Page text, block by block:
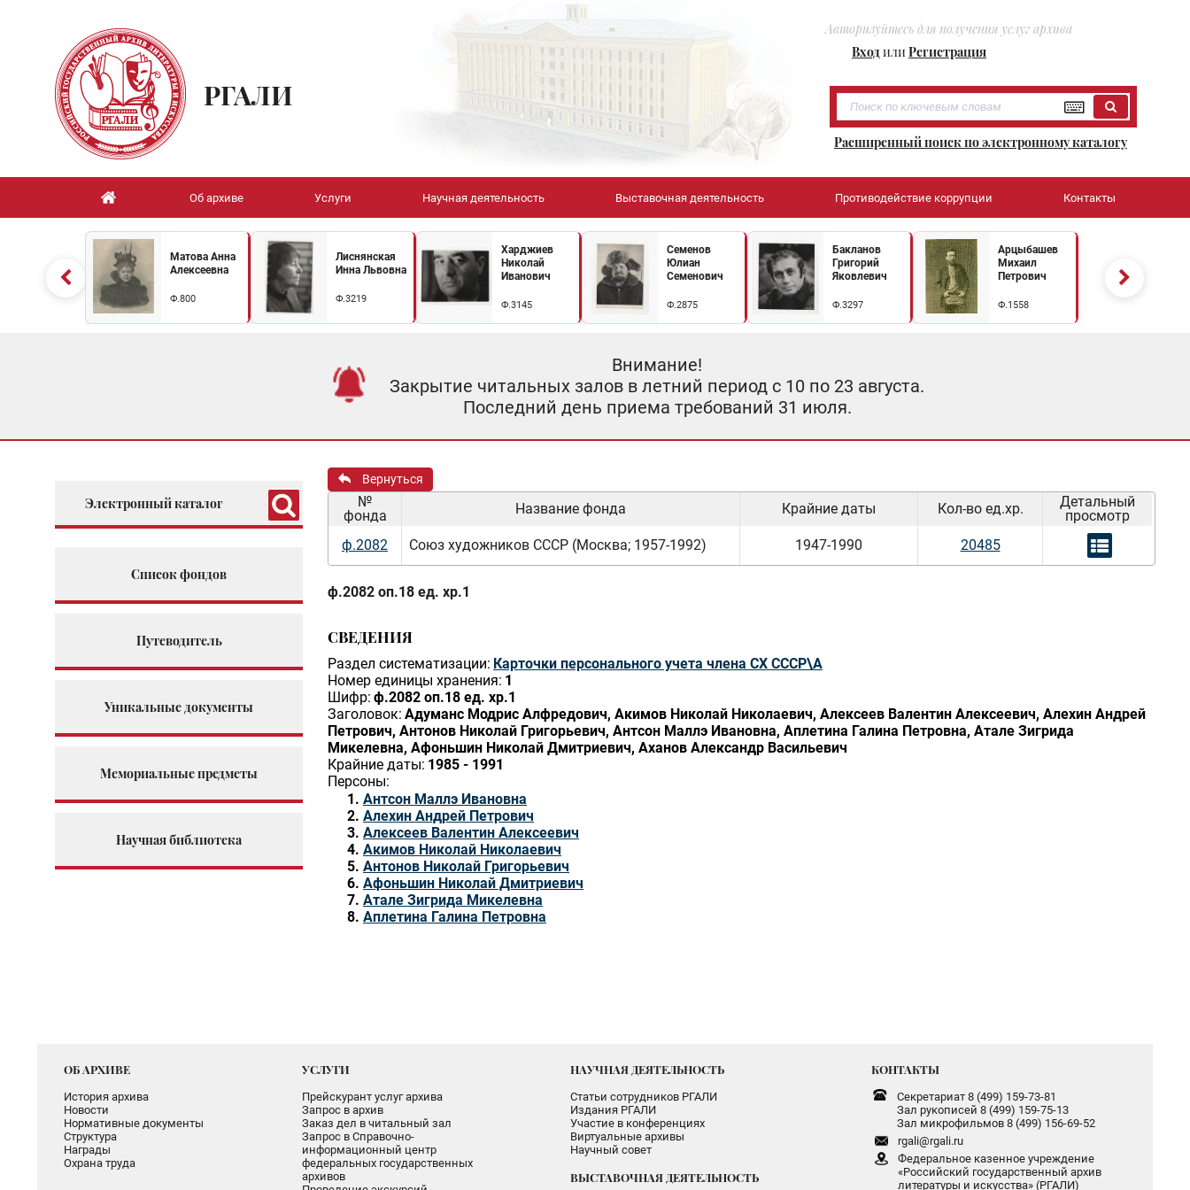
Авторизуйтесь для получения услуг архива
ВходилиРегистрация
РГАЛИ
Расширенный поиск по электронному каталогу
Об архиве Услуги Научная деятельность Выставочная деятельность Противодействие коррупции Контакты
Матова Анна
Алексеевна
Ф.800
Лиснянская
Инна Львовна
Ф.3219
Харджиев
Николай
Иванович
Ф.3145
Семенов
Юлиан
Семенович
Ф.2875
Бакланов
Григорий
Яковлевич
Ф.3297
Арцыбашев
Михаил
Петрович
Ф.1558
Внимание!
Закрытие читальных залов в летний период с 10 по 23 августа.
Последний день приема требований 31 июля.
Электронный каталог
Список фондов
Путеводитель
Уникальные документы
Мемориальные предметы
Научная библиотека
Вернуться
№
фонда
Название фонда Крайние даты Кол-во ед.хр.
Детальный
просмотр
ф.2082
Союз художников СССР (Москва; 1957-1992) 1947-1990 20485
ф.2082 оп.18 ед. хр.1
СВЕДЕНИЯ
Раздел систематизации: Карточки персонального учета члена СХ СССР\А
Номер единицы хранения: 1
Шифр: ф.2082 оп.18 ед. хр.1
Заголовок: Адуманс Модрис Алфредович, Акимов Николай Николаевич, Алексеев Валентин Алексеевич, Алехин Андрей
Петрович, Антонов Николай Григорьевич, Антсон Маллэ Ивановна, Аплетина Галина Петровна, Атале Зигрида
Микелевна, Афоньшин Николай Дмитриевич, Аханов Александр Васильевич
Крайние даты: 1985 - 1991
Персоны:
Антсон Маллэ Ивановна
Алехин Андрей Петрович
Алексеев Валентин Алексеевич
Акимов Николай Николаевич
Антонов Николай Григорьевич
Афоньшин Николай Дмитриевич
Атале Зигрида Микелевна
Аплетина Галина Петровна
ОБ АРХИВЕ
История архива
Новости
Нормативные документы
Структура
Награды
Охрана труда
УСЛУГИ
Прейскурант услуг архива
Запрос в архив
Заказ дел в читальный зал
Запрос в Справочно-
информационный центр
федеральных государственных
архивов
НАУЧНАЯ ДЕЯТЕЛЬНОСТЬ
Статьи сотрудников РГАЛИ
Издания РГАЛИ
Участие в конференциях
Виртуальные архивы
Научный совет
ВЫСТАВОЧНАЯ ДЕЯТЕЛЬНОСТЬ
КОНТАКТЫ
Секретариат 8 (499) 159-73-81
Зал рукописей 8 (499) 159-75-13
Зал микрофильмов 8 (499) 156-69-52
rgali@rgali.ru
Федеральное казенное учреждение
«Российский государственный архив
литературы и искусства» (РГАЛИ)